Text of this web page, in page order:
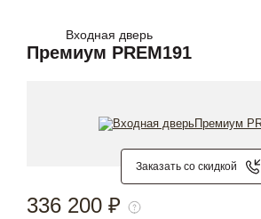
Входная дверь
Премиум PREM191
Заказать со скидкой
336 200 ₽